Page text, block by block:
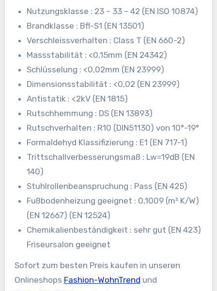
Nutzungsklasse : 23 – 33 – 42 (EN ISO 10874)
Brandklasse : Bfl-S1 (EN 13501)
Verschleissverhalten : Class T (EN 660-2)
Massstabilität : <0,15mm (EN 24342)
Schlüsselung : <0,02mm (EN 23999)
Dimensionsstabilität : <0,02 (EN 23999)
Antistatik : <2kV (EN 1815)
Rutschhemmung : DS (EN 13893)
Rutschverhalten : R10 (DIN51130) von 10°-19°
Formaldehyd Klassifizierung : E1 (EN 717-1)
Trittschallverbesserungsmaß : Lw=19dB (EN
140)
Stuhlrollenbeanspruchung : Pass (EN 425)
Fußbodenheizung geeignet : 0,1009 (m² K/W)
(EN 12667) (EN 12524)
Chemikalienbeständigkeit : sehr gut (EN 423)
Friseursalon geeignet
Sofort zum besten Preis kaufen in unseren
Onlineshops Fashion-WohnTrend und